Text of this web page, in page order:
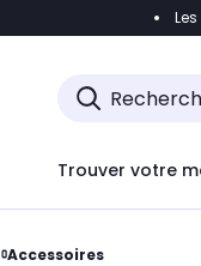
Accéder
Trouver votre
Accessoires